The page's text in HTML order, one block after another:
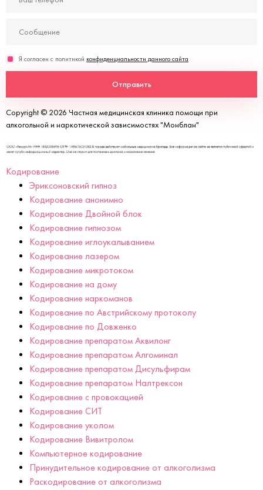
Отправить
Я согласен с политикой конфиденциальности данного сайта
Copyright © 2026 Частная медицинская клиника помощи при
алкогольной и наркотической зависимостях "Монблан"
Кодирование
Эриксоновский гипноз
Кодирование анонимно
Кодирование Двойной блок
Кодирование гипнозом
Кодирование иглоукалыванием
Кодирование лазером
Кодирование микротоком
Кодирование на дому
Кодирование наркоманов
Кодирование по Австрийскому протоколу
Кодирование по Довженко
Кодирование препаратом Аквилонг
Кодирование препаратом Алгоминал
Кодирование препаратом Дисульфирам
Кодирование препаратом Налтрексон
Кодирование с провокацией
Кодирование СИТ
Кодирование уколом
Кодирование Вивитролом
Компьютерное кодирование
Принудительное кодирование от алкоголизма
Раскодирование от алкоголизма